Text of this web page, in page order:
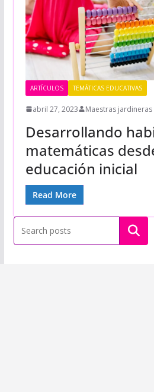
ARTÍCULOS TEMÁTICAS EDUCATIVAS
abril 27, 2023 Maestras jardineras
Desarrollando
matemáticas
educación inicial
Read More
Buscar